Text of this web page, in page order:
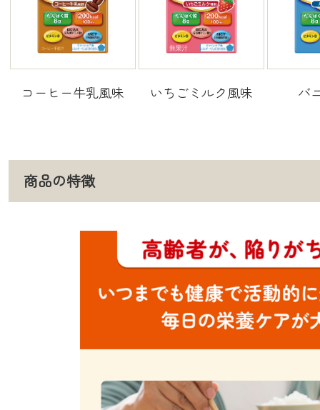
コーヒー牛乳風味 いちごミルク風味 バ
商品の特徴